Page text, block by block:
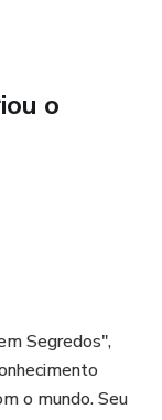
o
Segredos",
o mundo. Seu